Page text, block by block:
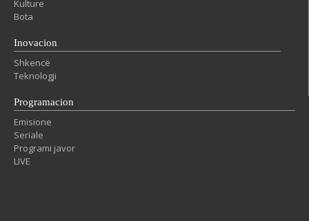
Kulture
Bota
Inovacion
Shkencë
Teknologji
Programacion
Emisione
Seriale
Programi javor
LIVE